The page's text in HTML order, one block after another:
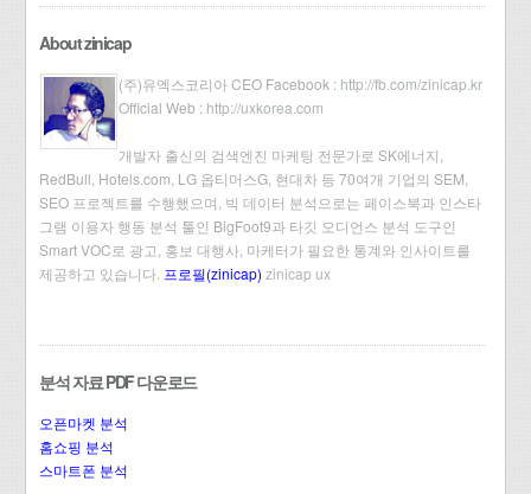
About zinicap
(주)유엑스코리아 CEO Facebook : http://fb.com/zinicap.kr
Official Web : http://uxkorea.com
개발자 출신의 검색엔진 마케팅 전문가로 SK에너지,
RedBull, Hotels.com, LG 옵티머스G, 현대차 등 70여개 기업의 SEM,
SEO 프로젝트를 수행했으며, 빅 데이터 분석으로는 페이스북과 인스타
그램 이용자 행동 분석 툴인 BigFoot9과 타깃 오디언스 분석 도구인
Smart VOC로 광고, 홍보 대행사, 마케터가 필요한 통계와 인사이트를
제공하고 있습니다. 프로필(zinicap) zinicap ux
분석 자료 PDF 다운로드
오픈마켓 분석
홈쇼핑 분석
스마트폰 분석